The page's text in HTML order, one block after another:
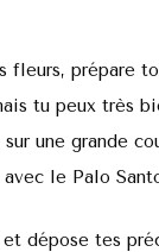
prépare
tu peux très
une grande
le Palo
dépose tes